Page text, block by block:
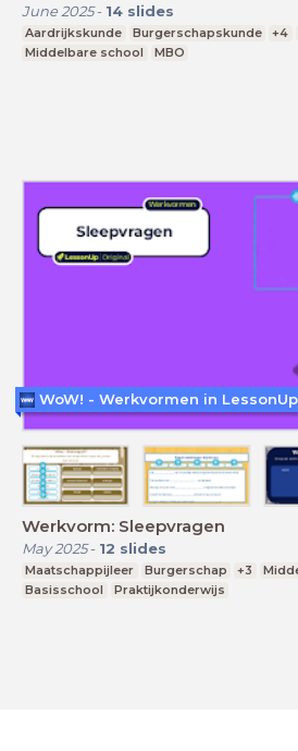
June 2025- 14 slides
Aardrijkskunde Burgerschapskunde +4
Middelbare school
MBO
Werkvorm: Sleepvragen
May 2025- 12 slides
Maatschappijleer Burgerschap +3
Basisschool
Praktijkonderwijs
WoW! - Werkvormen in LessonUp